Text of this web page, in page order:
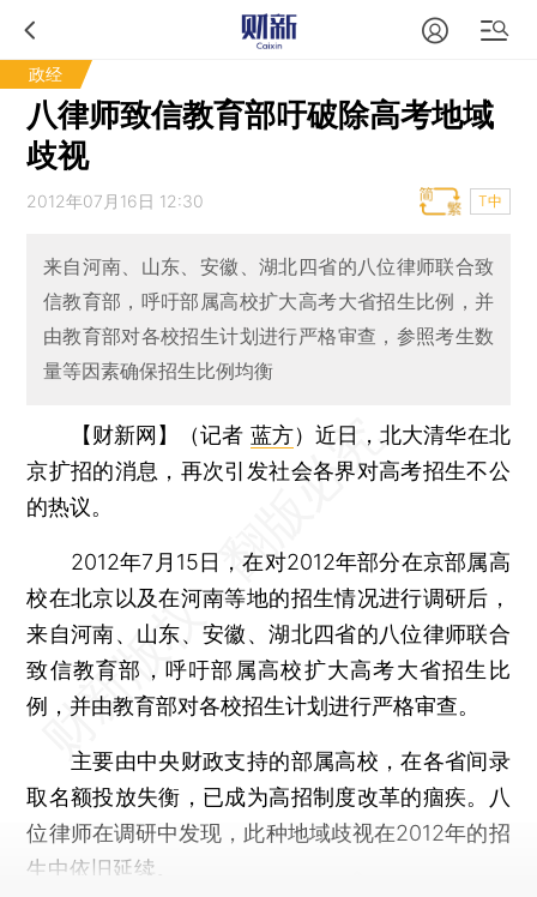
政经
八律师致信教育部吁破除高考地域
歧视
2012年07月16日 12:30 T中
来自河南、山东、安徽、湖北四省的八位律师联合致
信教育部，呼吁部属高校扩大高考大省招生比例，并
由教育部对各校招生计划进行严格审查，参照考生数
量等因素确保招生比例均衡
【财新网】（记者 蓝方） 近日，北大清华在北
京扩招的消息，再次引发社会各界对高考招生不公
的热议。
2012年7月15日，在对2012年部分在京部属高
校在北京以及在河南等地的招生情况进行调研后，
来自河南、山东、安徽、湖北四省的八位律师联合
致信教育部，呼吁部属高校扩大高考大省招生比
例，并由教育部对各校招生计划进行严格审查。
主要由中央财政支持的部属高校，在各省间录
取名额投放失衡，已成为高招制度改革的痼疾。八
位律师在调研中发现，此种地域歧视在2012年的招
生中依旧延续。